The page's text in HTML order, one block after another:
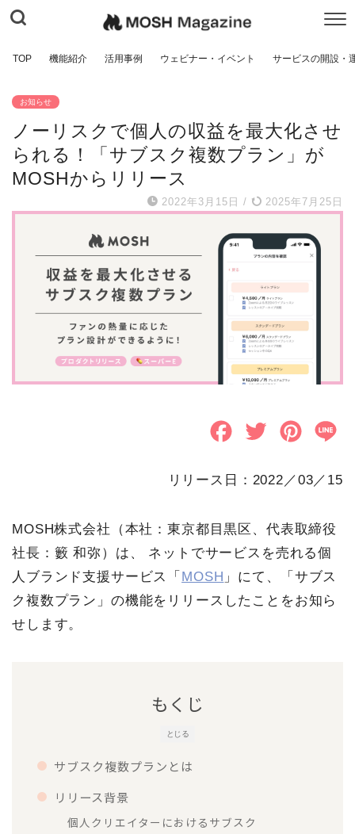
TOP 機能紹介 活用事例 ウェビナー・イベント サービスの開設・
お知らせ
ノーリスクで個人の収益を最大化させ
られる！「サブスク複数プラン」が
MOSHからリリース
2022年3月15日 / 2025年7月25日
b
o
o
i
r
n
e
r
e
n
リリース日：2022／03／15
MOSH株式会社（本社：東京都目黒区、代表取締役
社長：籔 和弥）は、 ネットでサービスを売れる個
人ブランド支援サービス「 MOSH 」にて、「サブス
ク複数プラン」の機能をリリースしたことをお知ら
せします。
とじる
もくじ
サブスク複数プランとは
リリース背景
個人クリエイターにおけるサブスク